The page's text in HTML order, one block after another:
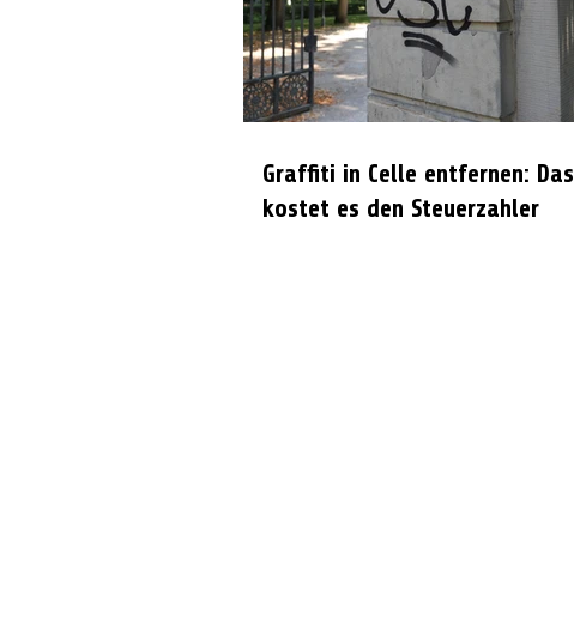
Graffiti in Celle entfernen: Das
kostet es den Steuerzahler